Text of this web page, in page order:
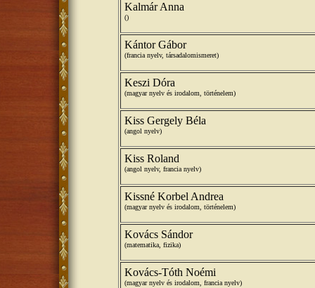
Kalmár Anna
()
Kántor Gábor
(francia nyelv, társadalomismeret)
Keszi Dóra
(magyar nyelv és irodalom, történelem)
Kiss Gergely Béla
(angol nyelv)
Kiss Roland
(angol nyelv, francia nyelv)
Kissné Korbel Andrea
(magyar nyelv és irodalom, történelem)
Kovács Sándor
(matematika, fizika)
Kovács-Tóth Noémi
(magyar nyelv és irodalom, francia nyelv)